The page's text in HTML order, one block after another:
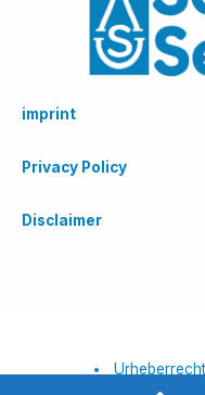
imprint
Privacy Policy
Disclaimer